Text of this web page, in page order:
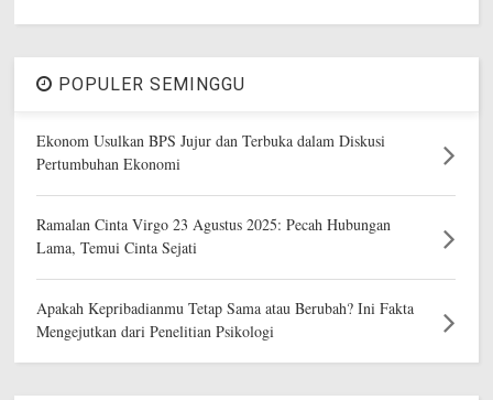
POPULER SEMINGGU
Ekonom Usulkan BPS Jujur dan Terbuka dalam Diskusi
Pertumbuhan Ekonomi
Ramalan Cinta Virgo 23 Agustus 2025: Pecah Hubungan
Lama, Temui Cinta Sejati
Apakah Kepribadianmu Tetap Sama atau Berubah? Ini Fakta
Mengejutkan dari Penelitian Psikologi